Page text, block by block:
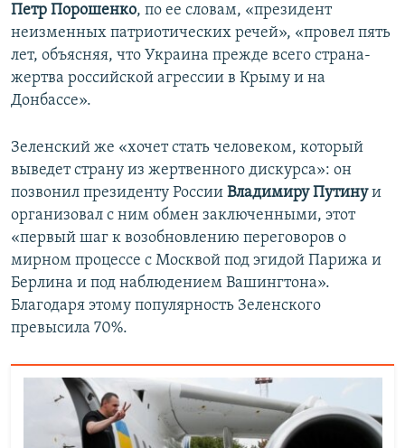
Петр Порошенко, по ее словам, «президент
неизменных патриотических речей», «провел пять
лет, объясняя, что Украина прежде всего страна-
жертва российской агрессии в Крыму и на
Донбассе».
Зеленский же «хочет стать человеком, который
выведет страну из жертвенного дискурса»: он
позвонил президенту России Владимиру Путинуи
организовал с ним обмен заключенными, этот
«первый шаг к возобновлению переговоров о
мирном процессе с Москвой под эгидой Парижа и
Берлина и под наблюдением Вашингтона».
Благодаря этому популярность Зеленского
превысила 70%.